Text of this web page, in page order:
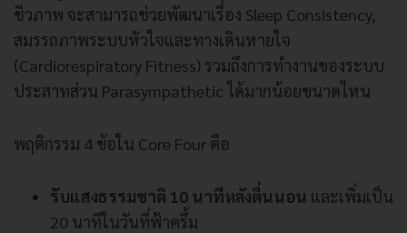
ชีวภาพ จะสามารถช่วยพัฒนาเรื่อง Sleep Consistency,
สมรรถภาพระบบหัวใจและทางเดินหายใจ
(Cardiorespiratory Fitness) รวมถึงการทำงานของระบบ
ประสาทส่วน Parasympathetic ได้มากน้อยขนาดไหน
พฤติกรรม 4 ข้อใน Core Four คือ
รับแสงธรรมชาติ 10 นาทีหลังตื่นนอน และเพิ่มเป็น
20 นาทีในวันที่ฟ้าครึ้ม